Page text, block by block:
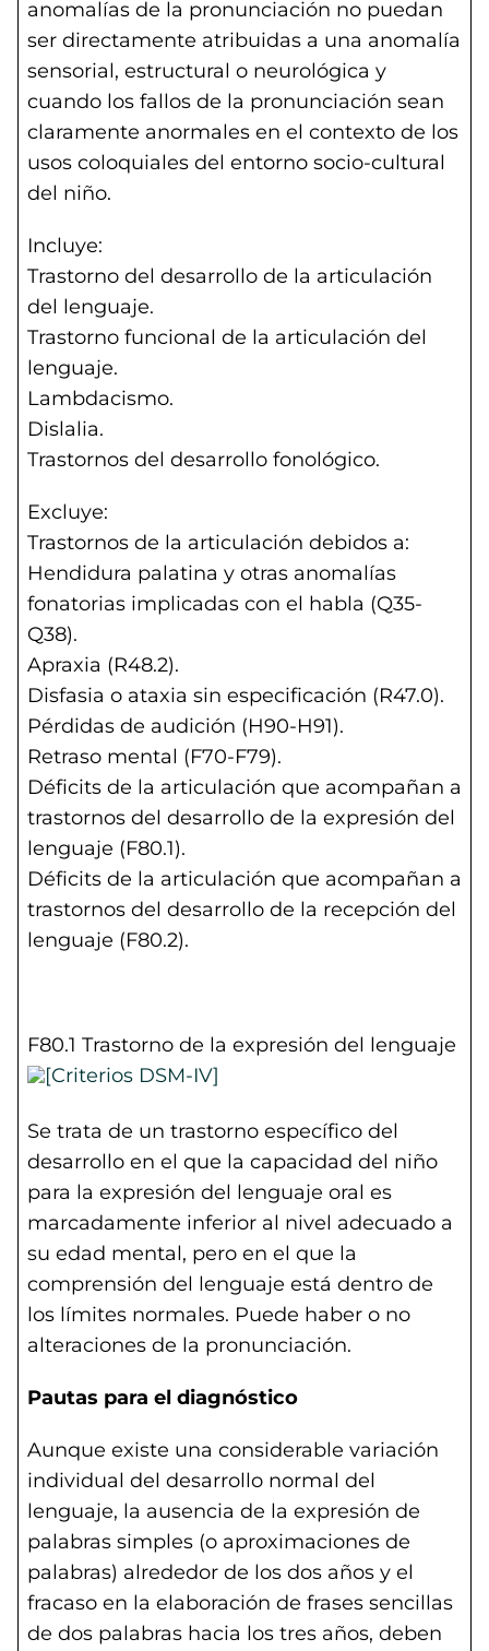
anomalías de la pronunciación no puedan
ser directamente atribuidas a una anomalía
sensorial, estructural o neurológica y
cuando los fallos de la pronunciación sean
claramente anormales en el contexto de los
usos coloquiales del entorno socio-cultural
del niño.
Incluye:
Trastorno del desarrollo de la articulación
del lenguaje.
Trastorno funcional de la articulación del
lenguaje.
Lambdacismo.
Dislalia.
Trastornos del desarrollo fonológico.
Excluye:
Trastornos de la articulación debidos a:
Hendidura palatina y otras anomalías
fonatorias implicadas con el habla (Q35-
Q38).
Apraxia (R48.2).
Disfasia o ataxia sin especificación (R47.0).
Pérdidas de audición (H90-H91).
Retraso mental (F70-F79).
Déficits de la articulación que acompañan a
trastornos del desarrollo de la expresión del
lenguaje (F80.1).
Déficits de la articulación que acompañan a
trastornos del desarrollo de la recepción del
lenguaje (F80.2).
F80.1 Trastorno de la expresión del lenguaje
Se trata de un trastorno específico del
desarrollo en el que la capacidad del niño
para la expresión del lenguaje oral es
marcadamente inferior al nivel adecuado a
su edad mental, pero en el que la
comprensión del lenguaje está dentro de
los límites normales. Puede haber o no
alteraciones de la pronunciación.
Pautas para el diagnóstico
Aunque existe una considerable variación
individual del desarrollo normal del
lenguaje, la ausencia de la expresión de
palabras simples (o aproximaciones de
palabras) alrededor de los dos años y el
fracaso en la elaboración de frases sencillas
de dos palabras hacia los tres años, deben